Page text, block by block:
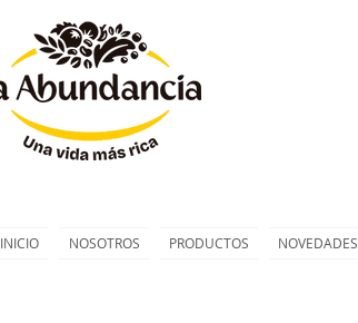
INICIO NOSOTROS PRODUCTOS NOVEDADES